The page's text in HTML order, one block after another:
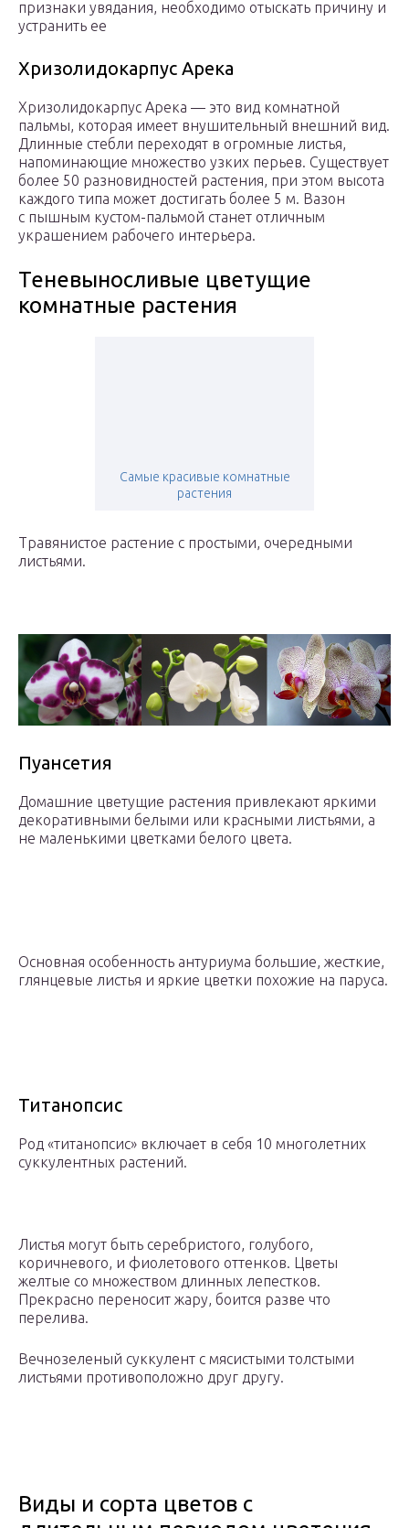
признаки увядания, необходимо отыскать причину и
устранить ее
Хризолидокарпус Арека
Хризолидокарпус Арека — это вид комнатной
пальмы, которая имеет внушительный внешний вид.
Длинные стебли переходят в огромные листья,
напоминающие множество узких перьев. Существует
более 50 разновидностей растения, при этом высота
каждого типа может достигать более 5 м. Вазон
с пышным кустом-пальмой станет отличным
украшением рабочего интерьера.
Теневыносливые цветущие
комнатные растения
Самые красивые комнатные
растения
Травянистое растение с простыми, очередными
листьями.
Пуансетия
Домашние цветущие растения привлекают яркими
декоративными белыми или красными листьями, а
не маленькими цветками белого цвета.
Основная особенность антуриума большие, жесткие,
глянцевые листья и яркие цветки похожие на паруса.
Титанопсис
Род «титанопсис» включает в себя 10 многолетних
суккулентных растений.
Листья могут быть серебристого, голубого,
коричневого, и фиолетового оттенков. Цветы
желтые со множеством длинных лепестков.
Прекрасно переносит жару, боится разве что
перелива.
Вечнозеленый суккулент с мясистыми толстыми
листьями противоположно друг другу.
Виды и сорта цветов с